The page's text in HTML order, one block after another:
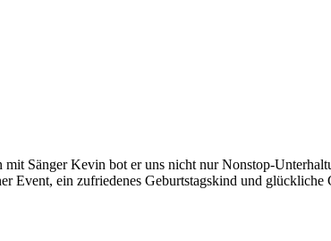
Sänger Kevin bot er uns nicht nur Nonstop-
Event, ein zufriedenes Geburtstagskind und glückliche